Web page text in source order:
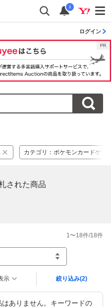
i
ログイン
カテゴリ ： ポケモンカードゲー
された商品
1 〜18件/18件
示 絞り込み(2)
はありません。キーワードの